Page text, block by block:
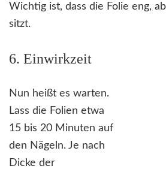
Wichtig ist, dass die Folie eng,
sitzt.
6. Einwirkzeit
Nun heißt es warten.
Lass die Folien etwa
15 bis 20 Minuten auf
den Nägeln. Je nach
Dicke der